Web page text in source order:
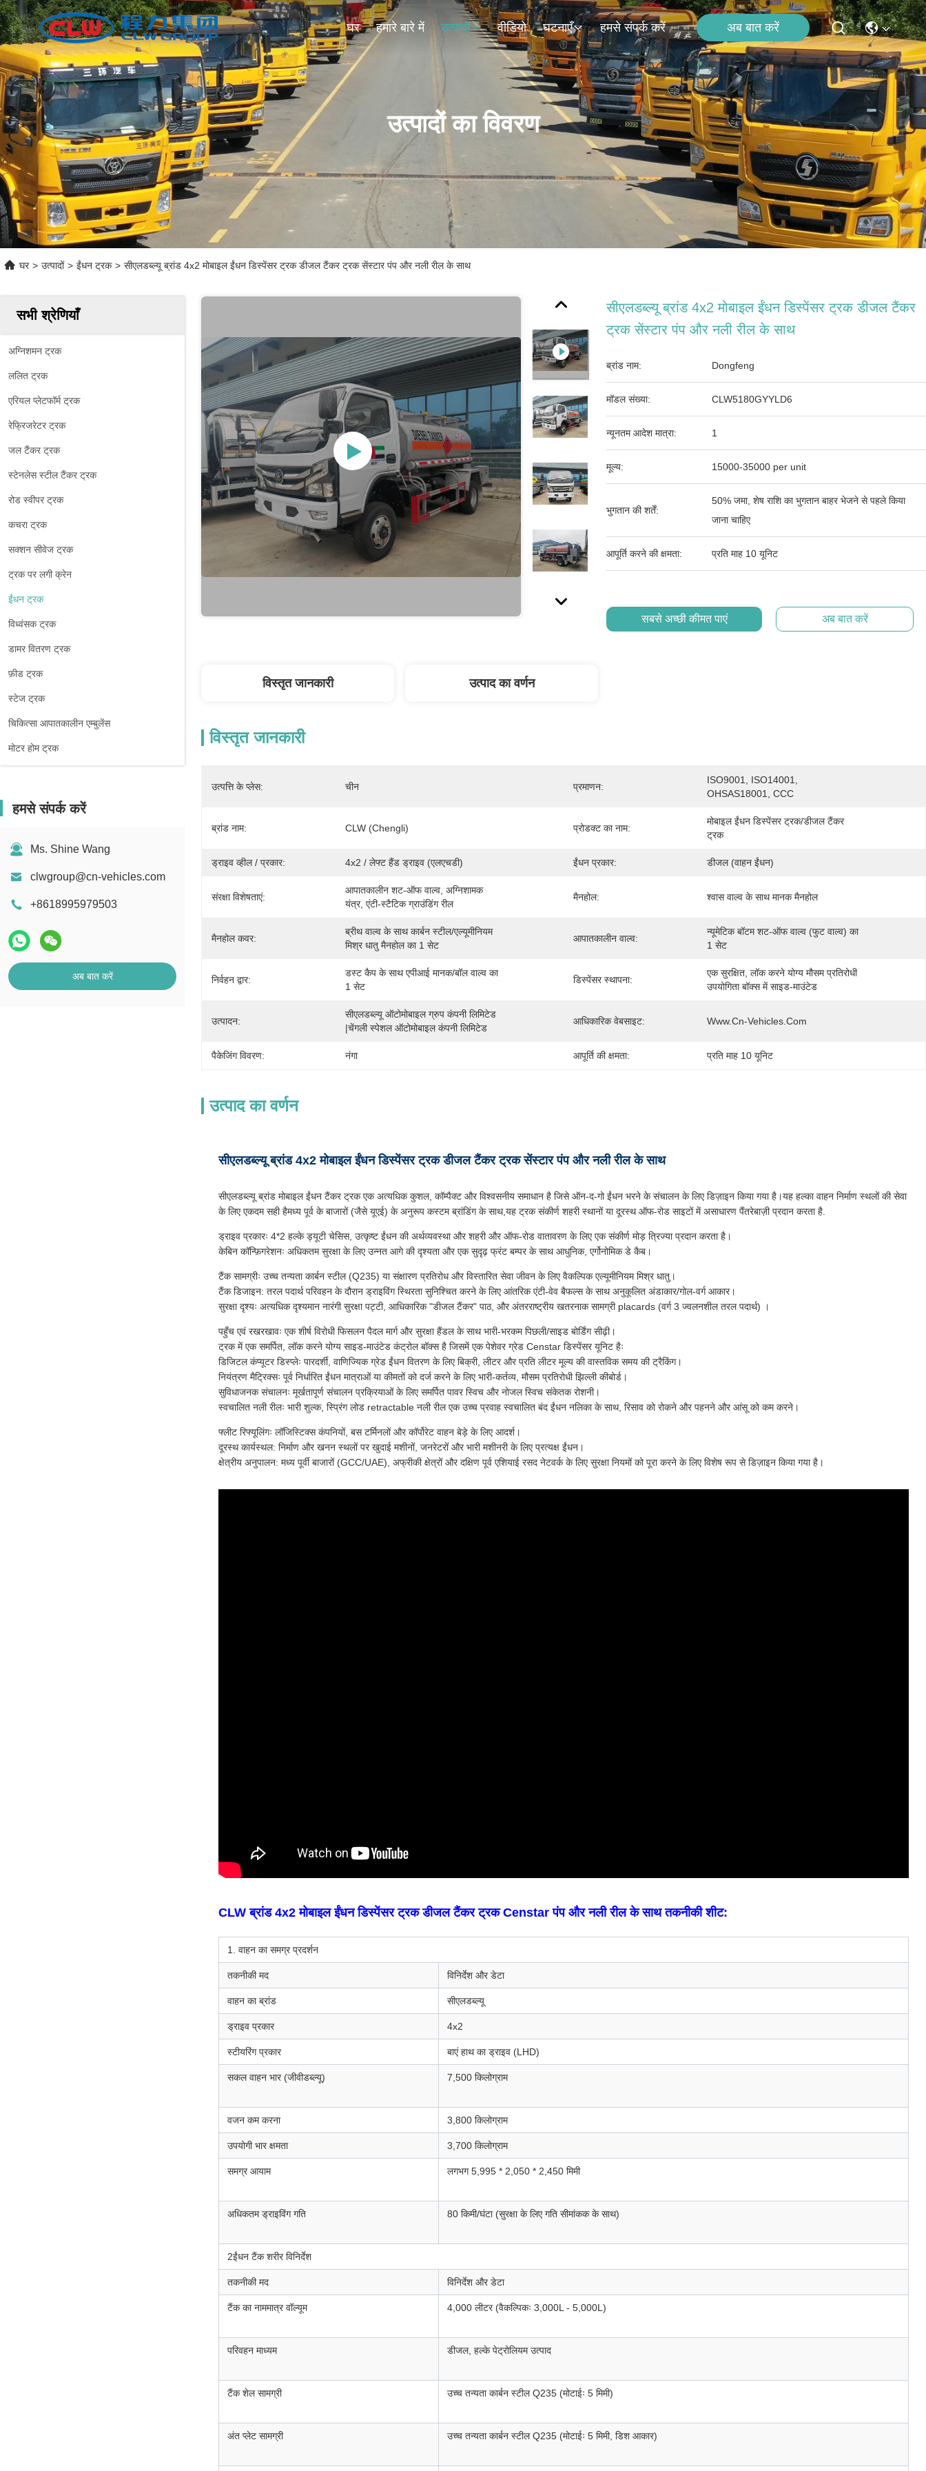
घर हमारे बारे में उत्पादों वीडियो घटनाएँ हमसे संपर्क करें अब बात करें
उत्पादों का विवरण
घर > उत्पादों > ईंधन ट्रक > सीएलडब्ल्यू ब्रांड 4x2 मोबाइल ईंधन डिस्पेंसर ट्रक डीजल टैंकर ट्रक सेंस्टार पंप और नली रील के साथ
सभी श्रेणियाँ
अग्निशमन ट्रक
ललित ट्रक
एरियल प्लेटफॉर्म ट्रक
रेफ्रिजरेटर ट्रक
जल टैंकर ट्रक
स्टेनलेस स्टील टैंकर ट्रक
रोड स्वीपर ट्रक
कचरा ट्रक
सक्शन सीवेज ट्रक
ट्रक पर लगी क्रेन
ईंधन ट्रक
विध्वंसक ट्रक
डामर वितरण ट्रक
फ़ीड ट्रक
स्टेज ट्रक
चिकित्सा आपातकालीन एम्बुलेंस
मोटर होम ट्रक
हमसे संपर्क करें
Ms. Shine Wang
clwgroup@cn-vehicles.com
+8618995979503
अब बात करें
सीएलडब्ल्यू ब्रांड 4x2 मोबाइल ईंधन डिस्पेंसर ट्रक डीजल टैंकर
ट्रक सेंस्टार पंप और नली रील के साथ
ब्रांड नाम: Dongfeng
मॉडल संख्या: CLW5180GYYLD6
न्यूनतम आदेश मात्रा: 1
मूल्य: 15000-35000 per unit
भुगतान की शर्तें:
50% जमा, शेष राशि का भुगतान बाहर भेजने से पहले किया
जाना चाहिए
आपूर्ति करने की क्षमता: प्रति माह 10 यूनिट
सबसे अच्छी कीमत पाएं अब बात करें
विस्तृत जानकारी उत्पाद का वर्णन
विस्तृत जानकारी
उत्पत्ति के प्लेस: चीन प्रमाणन:
ISO9001, ISO14001,
OHSAS18001, CCC
ब्रांड नाम: CLW (Chengli) प्रोडक्ट का नाम:
मोबाइल ईंधन डिस्पेंसर ट्रक/डीजल टैंकर
ट्रक
ड्राइव व्हील / प्रकार: 4x2 / लेफ्ट हैंड ड्राइव (एलएचडी) ईंधन प्रकार: डीजल (वाहन ईंधन)
संरक्षा विशेषताएं:
आपातकालीन शट-ऑफ वाल्व, अग्निशामक
यंत्र, एंटी-स्टैटिक ग्राउंडिंग रील
मैनहोल: श्वास वाल्व के साथ मानक मैनहोल
मैनहोल कवर:
ब्रीथ वाल्व के साथ कार्बन स्टील/एल्यूमीनियम
मिश्र धातु मैनहोल का 1 सेट
आपातकालीन वाल्व:
न्यूमेटिक बॉटम शट-ऑफ वाल्व (फुट वाल्व) का
1 सेट
निर्वहन द्वार:
डस्ट कैप के साथ एपीआई मानक/बॉल वाल्व का
1 सेट
डिस्पेंसर स्थापना:
एक सुरक्षित, लॉक करने योग्य मौसम प्रतिरोधी
उपयोगिता बॉक्स में साइड-माउंटेड
उत्पादन:
सीएलडब्ल्यू ऑटोमोबाइल ग्रुप कंपनी लिमिटेड
|चेंगली स्पेशल ऑटोमोबाइल कंपनी लिमिटेड
आधिकारिक वेबसाइट: Www.cn-Vehicles.com
पैकेजिंग विवरण: नंगा आपूर्ति की क्षमता: प्रति माह 10 यूनिट
उत्पाद का वर्णन
सीएलडब्ल्यू ब्रांड 4x2 मोबाइल ईंधन डिस्पेंसर ट्रक डीजल टैंकर ट्रक सेंस्टार पंप और नली रील के साथ
सीएलडब्ल्यू ब्रांड मोबाइल ईंधन टैंकर ट्रक एक अत्यधिक कुशल, कॉम्पैक्ट और विश्वसनीय समाधान है जिसे ऑन-द-गो ईंधन भरने के संचालन के लिए डिज़ाइन किया गया है।यह हल्का वाहन निर्माण स्थलों की सेवा
के लिए एकदम सही हैमध्य पूर्व के बाजारों (जैसे यूएई) के अनुरूप कस्टम ब्रांडिंग के साथ,यह ट्रक संकीर्ण शहरी स्थानों या दूरस्थ ऑफ-रोड साइटों में असाधारण पैंतरेबाज़ी प्रदान करता है.
ड्राइव प्रकारः 4*2 हल्के ड्यूटी चेसिस, उत्कृष्ट ईंधन की अर्थव्यवस्था और शहरी और ऑफ-रोड वातावरण के लिए एक संकीर्ण मोड़ त्रिज्या प्रदान करता है।
केबिन कॉन्फ़िगरेशनः अधिकतम सुरक्षा के लिए उन्नत आगे की दृश्यता और एक सुदृढ़ फ्रंट बम्पर के साथ आधुनिक, एर्गोनोमिक डे कैब।
टैंक सामग्रीः उच्च तन्यता कार्बन स्टील (Q235) या संक्षारण प्रतिरोध और विस्तारित सेवा जीवन के लिए वैकल्पिक एल्यूमीनियम मिश्र धातु।
टैंक डिजाइन: तरल पदार्थ परिवहन के दौरान ड्राइविंग स्थिरता सुनिश्चित करने के लिए आंतरिक एंटी-वेव बैफल्स के साथ अनुकूलित अंडाकार/गोल-वर्ग आकार।
सुरक्षा दृश्यः अत्यधिक दृश्यमान नारंगी सुरक्षा पट्टी, आधिकारिक "डीजल टैंकर" पाठ, और अंतरराष्ट्रीय खतरनाक सामग्री placards (वर्ग 3 ज्वलनशील तरल पदार्थ) ।
पहुँच एवं रखरखावः एक शीर्ष विरोधी फिसलन पैदल मार्ग और सुरक्षा हैंडल के साथ भारी-भरकम पिछली/साइड बोर्डिंग सीढ़ी।
ट्रक में एक समर्पित, लॉक करने योग्य साइड-माउंटेड कंट्रोल बॉक्स है जिसमें एक पेशेवर ग्रेड Censtar डिस्पेंसर यूनिट हैः
डिजिटल कंप्यूटर डिस्प्लेः पारदर्शी, वाणिज्यिक ग्रेड ईंधन वितरण के लिए बिक्री, लीटर और प्रति लीटर मूल्य की वास्तविक समय की ट्रैकिंग।
नियंत्रण मैट्रिक्सः पूर्व निर्धारित ईंधन मात्राओं या कीमतों को दर्ज करने के लिए भारी-कर्तव्य, मौसम प्रतिरोधी झिल्ली कीबोर्ड।
सुविधाजनक संचालनः मूर्खतापूर्ण संचालन प्रक्रियाओं के लिए समर्पित पावर स्विच और नोजल स्विच संकेतक रोशनी।
स्वचालित नली रीलः भारी शुल्क, स्प्रिंग लोड retractable नली रील एक उच्च प्रवाह स्वचालित बंद ईंधन नलिका के साथ, रिसाव को रोकने और पहनने और आंसू को कम करने।
फ्लीट रिफ्यूलिंगः लॉजिस्टिक्स कंपनियों, बस टर्मिनलों और कॉर्पोरेट वाहन बेड़े के लिए आदर्श।
दूरस्थ कार्यस्थल: निर्माण और खनन स्थलों पर खुदाई मशीनों, जनरेटरों और भारी मशीनरी के लिए प्रत्यक्ष ईंधन।
क्षेत्रीय अनुपालन: मध्य पूर्वी बाजारों (GCC/UAE), अफ्रीकी क्षेत्रों और दक्षिण पूर्व एशियाई रसद नेटवर्क के लिए सुरक्षा नियमों को पूरा करने के लिए विशेष रूप से डिज़ाइन किया गया है।
CLW ब्रांड 4x2 मोबाइल ईंधन डिस्पेंसर ट्रक डीजल टैंकर ट्रक Censtar पंप और नली रील के साथ तकनीकी शीट:
1. वाहन का समग्र प्रदर्शन
तकनीकी मद विनिर्देश और डेटा
वाहन का ब्रांड सीएलडब्ल्यू
ड्राइव प्रकार 4x2
स्टीयरिंग प्रकार बाएं हाथ का ड्राइव (LHD)
सकल वाहन भार (जीवीडब्ल्यू) 7,500 किलोग्राम
वजन कम करना 3,800 किलोग्राम
उपयोगी भार क्षमता 3,700 किलोग्राम
समग्र आयाम लगभग 5,995 * 2,050 * 2,450 मिमी
अधिकतम ड्राइविंग गति 80 किमी/घंटा (सुरक्षा के लिए गति सीमांकक के साथ)
2ईंधन टैंक शरीर विनिर्देश
तकनीकी मद विनिर्देश और डेटा
टैंक का नाममात्र वॉल्यूम 4,000 लीटर (वैकल्पिकः 3,000L - 5,000L)
परिवहन माध्यम डीजल, हल्के पेट्रोलियम उत्पाद
टैंक शेल सामग्री उच्च तन्यता कार्बन स्टील Q235 (मोटाईः 5 मिमी)
अंत प्लेट सामग्री उच्च तन्यता कार्बन स्टील Q235 (मोटाईः 5 मिमी, डिश आकार)